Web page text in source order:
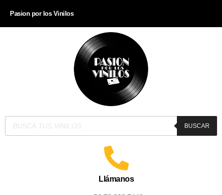
Pasion por los Vinilos
BUSCAR
Llámanos